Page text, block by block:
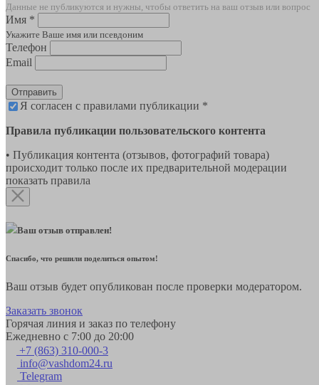
Данные не публикуются и нужны, чтобы ответить на ваш отзыв или вопрос
Имя *
Укажите Ваше имя или псевдоним
Телефон
Email
Отправить
Я согласен с правилами публикации *
Правила публикации пользовательского контента
• Публикация контента (отзывов, фотографий товара)
происходит только после их предварительной модерации
показать правила
Ваш отзыв отправлен!
Спасибо, что решили поделиться опытом!
Ваш отзыв будет опубликован после проверки модератором.
Заказать звонок
Горячая линия и заказ по телефону
Ежедневно с 7:00 до 20:00
+7 (863) 310-000-3
info@vashdom24.ru
Telegram